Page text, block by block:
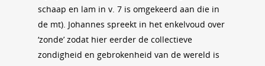
schaap en lam in v. 7 is omgekeerd aan die in
de mt). Johannes spreekt in het enkelvoud over
‘zonde’ zodat hier eerder de collectieve
zondigheid en gebrokenheid van de wereld is